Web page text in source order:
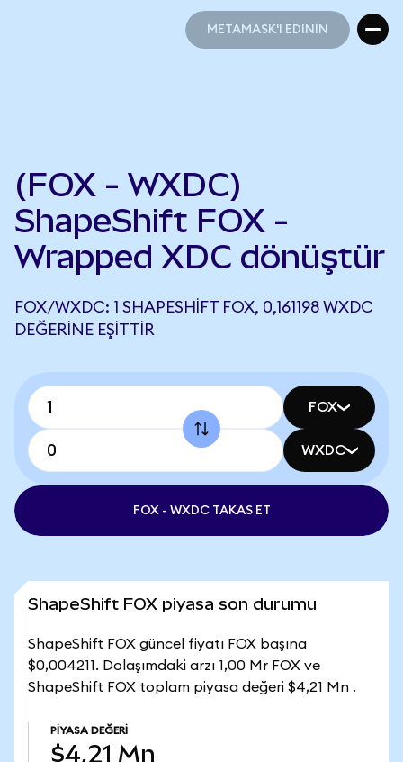
METAMASK'I EDİNİN
(FOX - WXDC)
ShapeShift FOX -
Wrapped XDC dönüştür
FOX/WXDC: 1 SHAPESHIFT FOX, 0,161198 WXDC
DEĞERINE EŞITTIR
FOX
WXDC
FOX - WXDC TAKAS ET
ShapeShift FOX piyasa son durumu
ShapeShift FOX güncel fiyatı FOX başına
$0,004211. Dolaşımdaki arzı 1,00 Mr FOX ve
ShapeShift FOX toplam piyasa değeri $4,21 Mn .
PIYASA DEĞERI
$4,21 Mn